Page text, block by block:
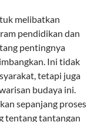
melibatkan
pendidikan dan
pentingnya
Ini tidak
tetapi juga
budaya ini.
sepanjang proses
tentang tantangan